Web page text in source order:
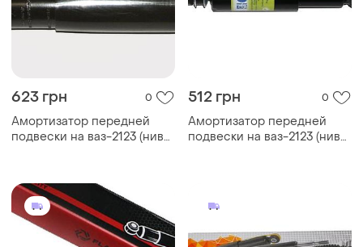
623 грн 0
Амортизатор передней
подвески на ваз-2123 (нива
512 грн 0
Амортизатор передней
подвески на ваз-2123 (нива